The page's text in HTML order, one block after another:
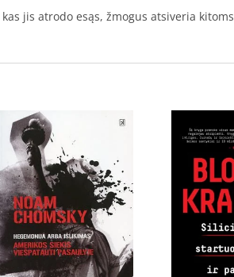
jis atrodo esąs, žmogus atsiveria kitoms